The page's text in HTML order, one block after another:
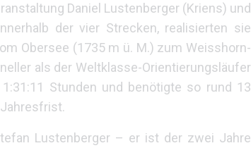
Daniel Lustenberger (Kriens) und
der vier Strecken, realisierten sie
Obersee (1735 m ü. M.) zum Weisshorn-
als der Weltklasse-Orientierungsläufer
Stunden und benötigte so rund 13
Lustenberger – er ist der zwei Jahre